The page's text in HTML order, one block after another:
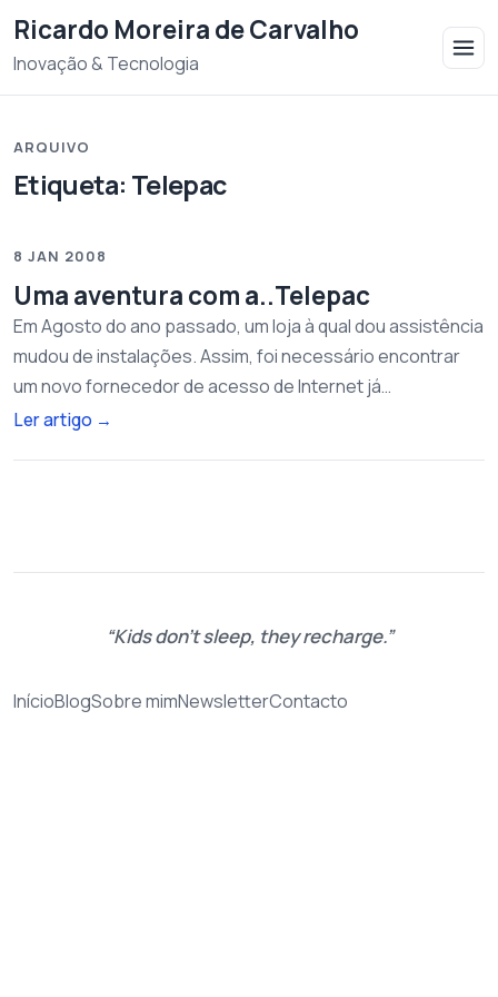
Ricardo Moreira de Carvalho
Inovação & Tecnologia
ARQUIVO
Etiqueta: Telepac
8 JAN 2008
Uma aventura com a..Telepac
Em Agosto do ano passado, um loja à qual dou assistência
mudou de instalações. Assim, foi necessário encontrar
um novo fornecedor de acesso de Internet já…
Ler artigo →
Kids don't sleep, they recharge.
InícioBlogSobre mimNewsletterContacto